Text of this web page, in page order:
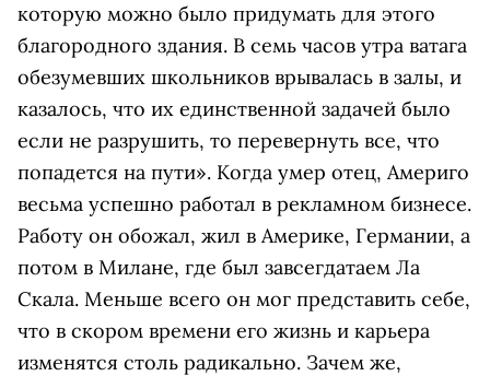
которую можно было придумать для этого
благородного здания. В семь часов утра ватага
обезумевших школьников врывалась в залы, и
казалось, что их единственной задачей было
если не разрушить, то перевернуть все, что
попадется на пути». Когда умер отец, Америго
весьма успешно работал в рекламном бизнесе.
Работу он обожал, жил в Америке, Германии, а
потом в Милане, где был завсегдатаем Ла
Скала. Меньше всего он мог представить себе,
что в скором времени его жизнь и карьера
изменятся столь радикально. Зачем же,